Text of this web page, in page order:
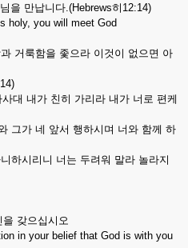
을 만납니다.(Hebrews히12:14)
you will meet God
거룩함을 좇으라 이것이 없으면 아
대 내가 친히 가리라 내가 너로 편케
그가 네 앞서 행하시며 너와 함께 하
시리니 너는 두려워 말라 놀라지
갖으십시오
in your belief that God is with you